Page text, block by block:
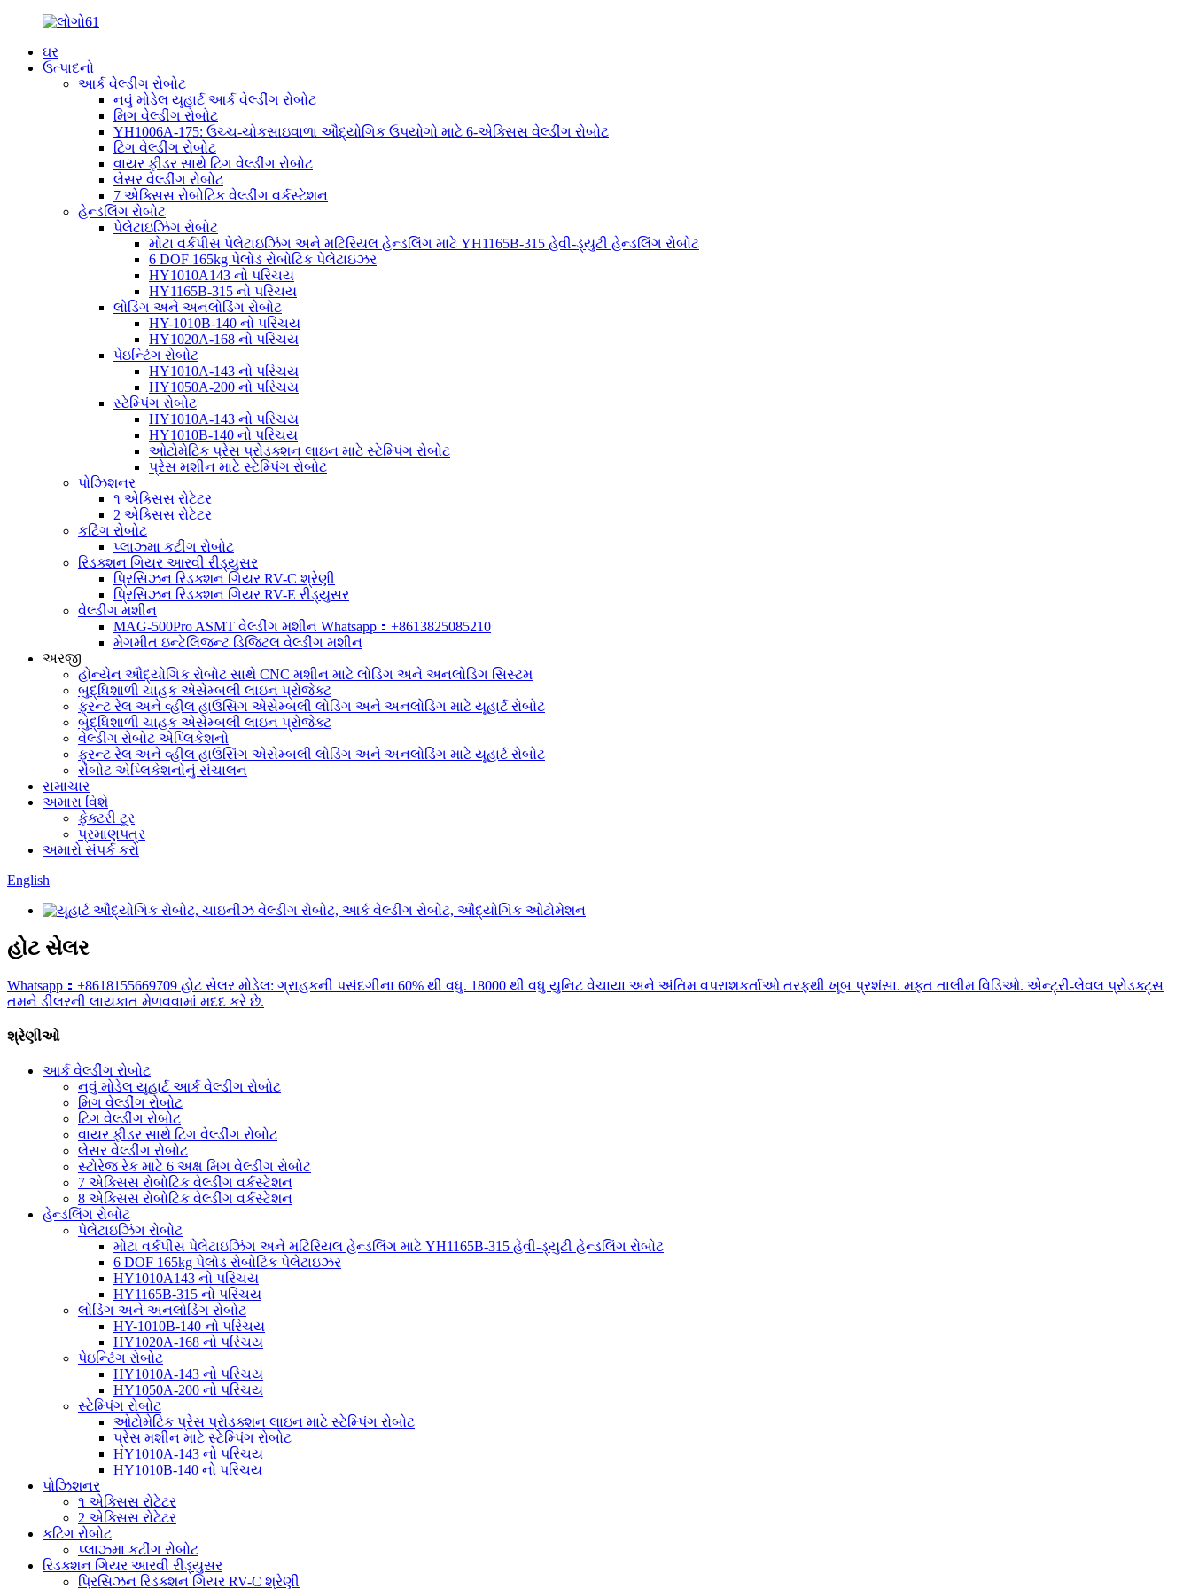
ઘર
ઉત્પાદનો
આર્ક વેલ્ડીંગ રોબોટ
નવું મોડેલ યૂહાર્ટ આર્ક વેલ્ડીંગ રોબોટ
મિગ વેલ્ડીંગ રોબોટ
YH1006A-175: ઉચ્ચ-ચોકસાઇવાળા ઔદ્યોગિક ઉપયોગો માટે 6-એક્સિસ વેલ્ડીંગ રોબોટ
ટિગ વેલ્ડીંગ રોબોટ
વાયર ફીડર સાથે ટિગ વેલ્ડીંગ રોબોટ
લેસર વેલ્ડીંગ રોબોટ
7 એક્સિસ રોબોટિક વેલ્ડીંગ વર્કસ્ટેશન
હેન્ડલિંગ રોબોટ
પેલેટાઇઝિંગ રોબોટ
મોટા વર્કપીસ પેલેટાઇઝિંગ અને મટિરિયલ હેન્ડલિંગ માટે YH1165B-315 હેવી-ડ્યુટી હેન્ડલિંગ રોબોટ
6 DOF 165kg પેલોડ રોબોટિક પેલેટાઇઝર
HY1010A143 નો પરિચય
HY1165B-315 નો પરિચય
લોડિંગ અને અનલોડિંગ રોબોટ
HY-1010B-140 નો પરિચય
HY1020A-168 નો પરિચય
પેઇન્ટિંગ રોબોટ
HY1010A-143 નો પરિચય
HY1050A-200 નો પરિચય
સ્ટેમ્પિંગ રોબોટ
HY1010A-143 નો પરિચય
HY1010B-140 નો પરિચય
ઓટોમેટિક પ્રેસ પ્રોડક્શન લાઇન માટે સ્ટેમ્પિંગ રોબોટ
પ્રેસ મશીન માટે સ્ટેમ્પિંગ રોબોટ
પોઝિશનર
૧ એક્સિસ રોટેટર
2 એક્સિસ રોટેટર
કટિંગ રોબોટ
પ્લાઝ્મા કટીંગ રોબોટ
રિડક્શન ગિયર આરવી રીડ્યુસર
પ્રિસિઝન રિડક્શન ગિયર RV-C શ્રેણી
પ્રિસિઝન રિડક્શન ગિયર RV-E રીડ્યુસર
વેલ્ડીંગ મશીન
MAG-500Pro ASMT વેલ્ડીંગ મશીન Whatsapp：+8613825085210
મેગમીત ઇન્ટેલિજન્ટ ડિજિટલ વેલ્ડીંગ મશીન
અરજી
હોન્યેન ઔદ્યોગિક રોબોટ સાથે CNC મશીન માટે લોડિંગ અને અનલોડિંગ સિસ્ટમ
બુદ્ધિશાળી ચાહક એસેમ્બલી લાઇન પ્રોજેક્ટ
ફ્રન્ટ રેલ અને વ્હીલ હાઉસિંગ એસેમ્બલી લોડિંગ અને અનલોડિંગ માટે યૂહાર્ટ રોબોટ
બુદ્ધિશાળી ચાહક એસેમ્બલી લાઇન પ્રોજેક્ટ
વેલ્ડીંગ રોબોટ એપ્લિકેશનો
ફ્રન્ટ રેલ અને વ્હીલ હાઉસિંગ એસેમ્બલી લોડિંગ અને અનલોડિંગ માટે યૂહાર્ટ રોબોટ
રોબોટ એપ્લિકેશનોનું સંચાલન
સમાચાર
અમારા વિશે
ફેક્ટરી ટૂર
પ્રમાણપત્ર
અમારો સંપર્ક કરો
English
હોટ સેલર
Whatsapp：+8618155669709 હોટ સેલર મોડેલ: ગ્રાહકની પસંદગીના 60% થી વધુ. 18000 થી વધુ યુનિટ વેચાયા અને અંતિમ વપરાશકર્તાઓ તરફથી ખૂબ પ્રશંસા. મફત તાલીમ વિડિઓ. એન્ટ્રી-લેવલ પ્રોડક્ટ્સ
તમને ડીલરની લાયકાત મેળવવામાં મદદ કરે છે.
શ્રેણીઓ
આર્ક વેલ્ડીંગ રોબોટ
નવું મોડેલ યૂહાર્ટ આર્ક વેલ્ડીંગ રોબોટ
મિગ વેલ્ડીંગ રોબોટ
ટિગ વેલ્ડીંગ રોબોટ
વાયર ફીડર સાથે ટિગ વેલ્ડીંગ રોબોટ
લેસર વેલ્ડીંગ રોબોટ
સ્ટોરેજ રેક માટે 6 અક્ષ મિગ વેલ્ડીંગ રોબોટ
7 એક્સિસ રોબોટિક વેલ્ડીંગ વર્કસ્ટેશન
8 એક્સિસ રોબોટિક વેલ્ડીંગ વર્કસ્ટેશન
હેન્ડલિંગ રોબોટ
પેલેટાઇઝિંગ રોબોટ
મોટા વર્કપીસ પેલેટાઇઝિંગ અને મટિરિયલ હેન્ડલિંગ માટે YH1165B-315 હેવી-ડ્યુટી હેન્ડલિંગ રોબોટ
6 DOF 165kg પેલોડ રોબોટિક પેલેટાઇઝર
HY1010A143 નો પરિચય
HY1165B-315 નો પરિચય
લોડિંગ અને અનલોડિંગ રોબોટ
HY-1010B-140 નો પરિચય
HY1020A-168 નો પરિચય
પેઇન્ટિંગ રોબોટ
HY1010A-143 નો પરિચય
HY1050A-200 નો પરિચય
સ્ટેમ્પિંગ રોબોટ
ઓટોમેટિક પ્રેસ પ્રોડક્શન લાઇન માટે સ્ટેમ્પિંગ રોબોટ
પ્રેસ મશીન માટે સ્ટેમ્પિંગ રોબોટ
HY1010A-143 નો પરિચય
HY1010B-140 નો પરિચય
પોઝિશનર
૧ એક્સિસ રોટેટર
2 એક્સિસ રોટેટર
કટિંગ રોબોટ
પ્લાઝ્મા કટીંગ રોબોટ
રિડક્શન ગિયર આરવી રીડ્યુસર
પ્રિસિઝન રિડક્શન ગિયર RV-C શ્રેણી